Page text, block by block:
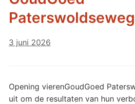
3 juni 2026
Opening vierenGoudGoed
uit om de resultaten van hun